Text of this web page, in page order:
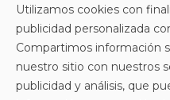
DESCRIPCIÓN
DETALLES DEL
COMENTARIOS
Utilizamos cookies con
publicidad personalizada
Compartimos información
nuestro sitio con nuestros
publicidad y análisis, que